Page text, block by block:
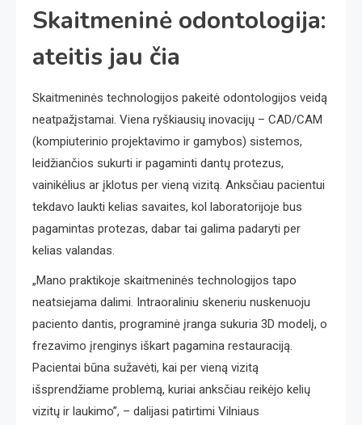
Skaitmeninė odontologija:
ateitis jau čia
Skaitmeninės technologijos pakeitė odontologijos veidą
neatpažįstamai. Viena ryškiausių inovacijų – CAD/CAM
(kompiuterinio projektavimo ir gamybos) sistemos,
leidžiančios sukurti ir pagaminti dantų protezus,
vainikėlius ar įklotus per vieną vizitą. Anksčiau pacientui
tekdavo laukti kelias savaites, kol laboratorijoje bus
pagamintas protezas, dabar tai galima padaryti per
kelias valandas.
„Mano praktikoje skaitmeninės technologijos tapo
neatsiejama dalimi. Intraoraliniu skeneriu nuskenuoju
paciento dantis, programinė įranga sukuria 3D modelį, o
frezavimo įrenginys iškart pagamina restauraciją.
Pacientai būna sužavėti, kai per vieną vizitą
išsprendžiame problemą, kuriai anksčiau reikėjo kelių
vizitų ir laukimo”, – dalijasi patirtimi Vilniaus